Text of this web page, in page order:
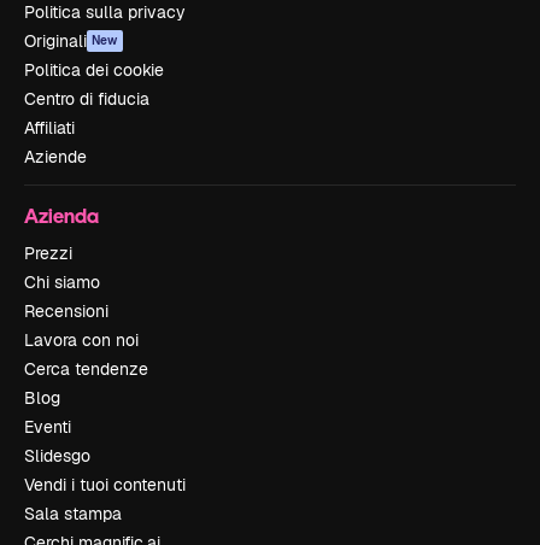
Politica sulla privacy
Originali New
Politica dei cookie
Centro di fiducia
Affiliati
Aziende
Azienda
Prezzi
Chi siamo
Recensioni
Lavora con noi
Cerca tendenze
Blog
Eventi
Slidesgo
Vendi i tuoi contenuti
Sala stampa